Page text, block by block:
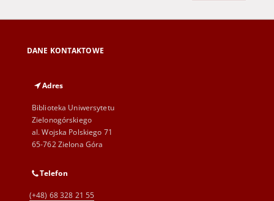
DANE KONTAKTOWE
Adres
Biblioteka Uniwersytetu
Zielonogórskiego
al. Wojska Polskiego 71
65-762 Zielona Góra
Telefon
(+48) 68 328 21 55